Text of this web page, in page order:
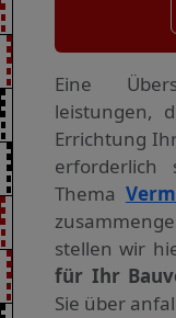
Eine
leistungen,
Errichtung
Thema
stellen wir
für Ihr
Sie über